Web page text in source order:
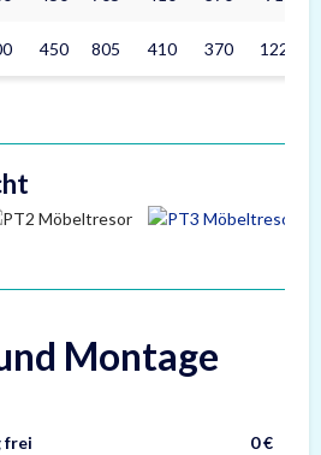
450 805 410 370 122
Montage
frei
0 €